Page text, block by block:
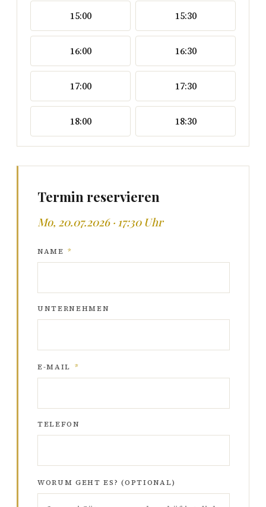
15:00 15:30
16:00 16:30
17:00 17:30
18:00 18:30
Termin reservieren
Mo, 20.07.2026 · 17:30 Uhr
NAME *
UNTERNEHMEN
E-MAIL *
TELEFON
WORUM GEHT ES? (OPTIONAL)